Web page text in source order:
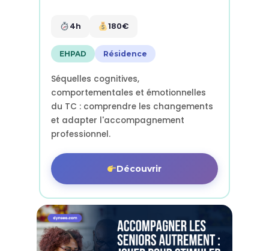
4h 180€
EHPAD Résidence
Séquelles cognitives,
comportementales et émotionnelles
du TC : comprendre les changements
et adapter l'accompagnement
professionnel.
Découvrir